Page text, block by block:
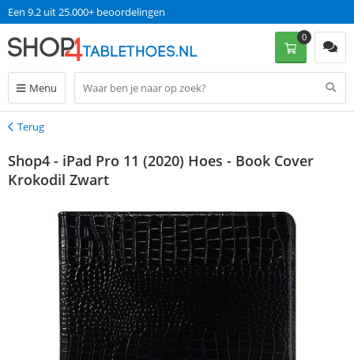
Een 9.2 uit 25.000+ beoordelingen
Menu
0
Terug
Terug
Shop4 - iPad Pro 11 (2020) Hoes - Book Cover
Krokodil Zwart